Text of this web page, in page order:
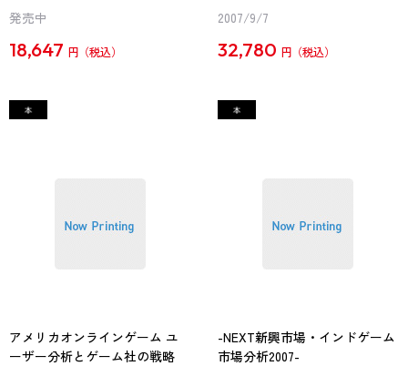
発売中
18,647 円
2007/9/7
32,780 円
アメリカオンラインゲーム ユ
ーザー分析とゲーム社の戦略
-NEXT新興市場・インドゲーム
市場分析2007-